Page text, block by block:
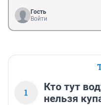
Гость
Войти
1
Кто тут
нельзя